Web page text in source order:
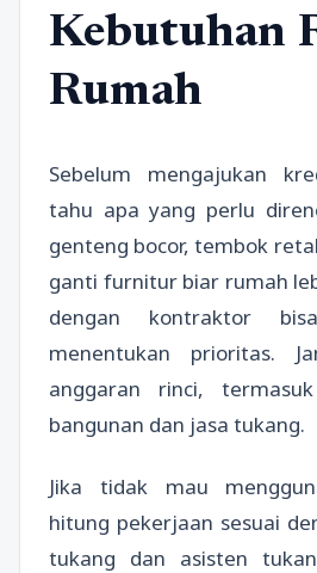
Kebutuhan
Rumah
Sebelum mengajukan
tahu apa yang perlu
genteng bocor, tembok
ganti furnitur biar rumah
dengan kontraktor
menentukan prioritas.
anggaran rinci,
bangunan dan jasa tukang.
Jika tidak mau
hitung pekerjaan sesuai
tukang dan asisten